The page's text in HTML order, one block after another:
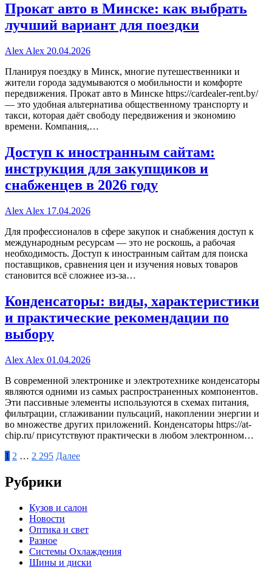
Прокат авто в Минске: как выбрать
лучший вариант для поездки
Alex Alex 20.04.2026
Планируя поездку в Минск, многие путешественники и
жители города задумываются о мобильности и комфорте
передвижения. Прокат авто в Минске https://cardealer-rent.by/
— это удобная альтернатива общественному транспорту и
такси, которая даёт свободу передвижения и экономию
времени. Компания,…
Доступ к иностранным сайтам:
инструкция для закупщиков и
снабженцев в 2026 году
Alex Alex 17.04.2026
Для профессионалов в сфере закупок и снабжения доступ к
международным ресурсам — это не роскошь, а рабочая
необходимость. Доступ к иностранным сайтам для поиска
поставщиков, сравнения цен и изучения новых товаров
становится всё сложнее из-за…
Конденсаторы: виды, характеристики
и практические рекомендации по
выбору
Alex Alex 01.04.2026
В современной электронике и электротехнике конденсаторы
являются одними из самых распространенных компонентов.
Эти пассивные элементы используются в схемах питания,
фильтрации, сглаживании пульсаций, накоплении энергии и
во множестве других приложений. Конденсаторы https://at-
chip.ru/ присутствуют практически в любом электронном…
Пагинация
записей
1 2 … 2 295 Далее
Рубрики
Кузов и салон
Новости
Оптика и свет
Разное
Системы Охлаждения
Шины и диски